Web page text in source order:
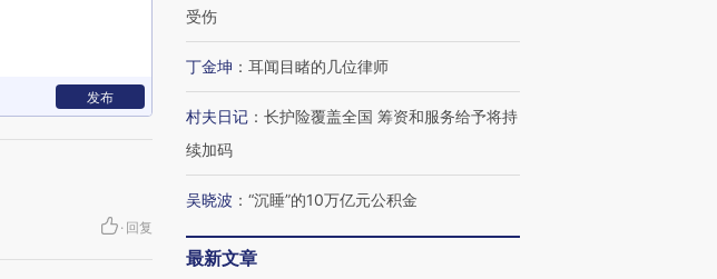
发布
· 回复
受伤
丁金坤 ： 耳闻目睹的几位律师
村夫日记 ： 长护险覆盖全国 筹资和服务给予将持
续加码
吴晓波 ： “沉睡”的10万亿元公积金
最新文章